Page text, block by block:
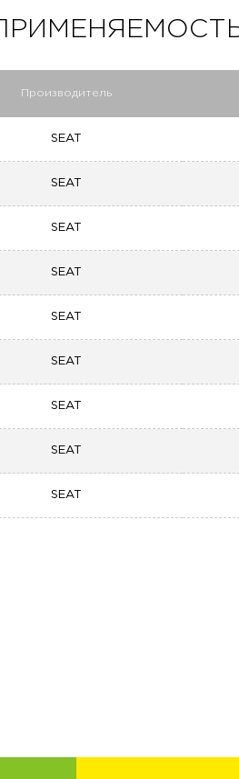
ПРИМЕНЯЕМОСТЬ
Производитель
SEAT
SEAT
SEAT
SEAT
SEAT
SEAT
SEAT
SEAT
SEAT